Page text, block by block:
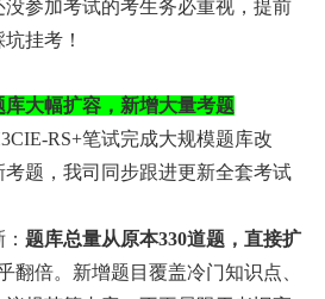
参加考试的考生务必重视，提前
挂考！
大幅扩容，新增大量考题
RS+笔试完成大规模题库改
题，我司同步跟进更新全套考试
题库总量从原本330道题，直接扩
翻倍。新增题目覆盖冷门知识点、